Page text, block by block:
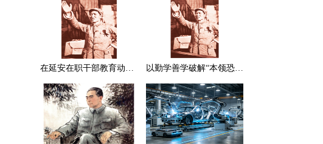
在延安在职干部教育动员大会上的讲话（节选） 以勤学善学破解“本领恐慌”